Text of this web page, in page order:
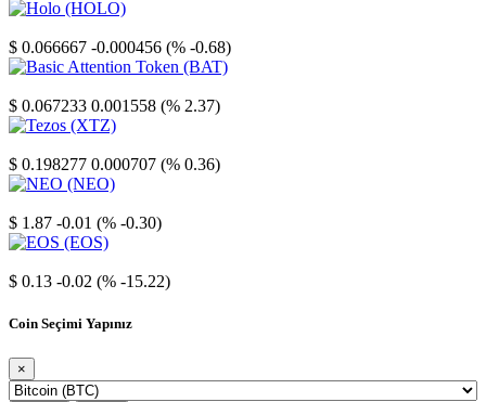
$ 0.066667 -0.000456 (% -0.68)
$ 0.067233 0.001558 (% 2.37)
$ 0.198277 0.000707 (% 0.36)
$ 1.87 -0.01 (% -0.30)
$ 0.13 -0.02 (% -15.22)
Coin Seçimi Yapınız
×